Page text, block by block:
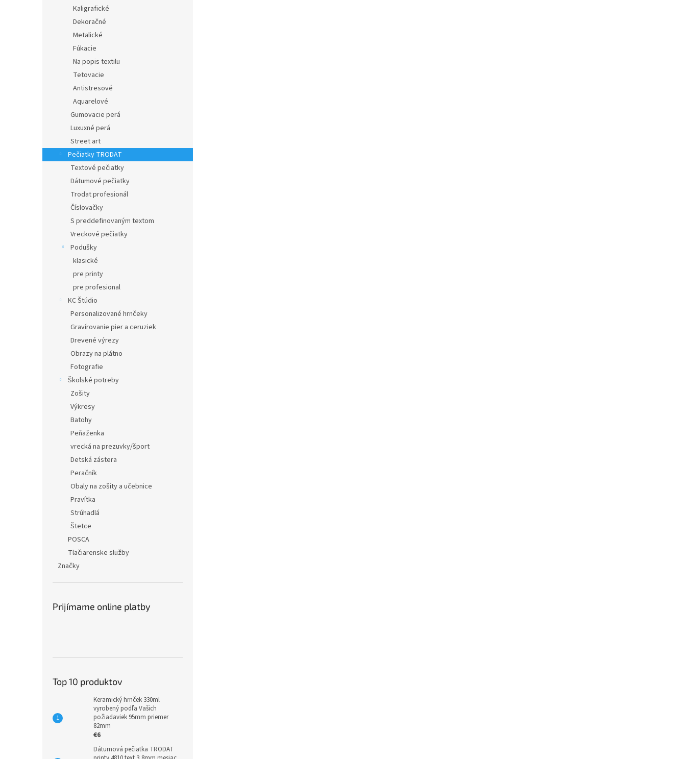
Kaligrafické
Dekoračné
Metalické
Fúkacie
Na popis textilu
Tetovacie
Antistresové
Aquarelové
Gumovacie perá
Luxuxné perá
Street art
Pečiatky TRODAT
Textové pečiatky
Dátumové pečiatky
Trodat profesionál
Číslovačky
S preddefinovaným textom
Vreckové pečiatky
Podušky
klasické
pre printy
pre profesional
KC Štúdio
Personalizované hrnčeky
Gravírovanie pier a ceruziek
Drevené výrezy
Obrazy na plátno
Fotografie
Školské potreby
Zošity
Výkresy
Batohy
Peňaženka
vrecká na prezuvky/šport
Detská zástera
Peračník
Obaly na zošity a učebnice
Pravítka
Strúhadlá
Štetce
POSCA
Tlačiarenske služby
Značky
Prijímame online platby
Top 10 produktov
Keramický hrnček 330ml
vyrobený podľa Vašich
požiadaviek 95mm priemer
82mm
€6
Dátumová pečiatka TRODAT